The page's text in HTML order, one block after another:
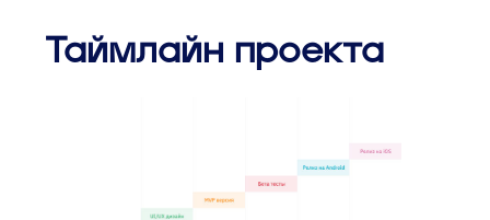
Таймлайн проекта